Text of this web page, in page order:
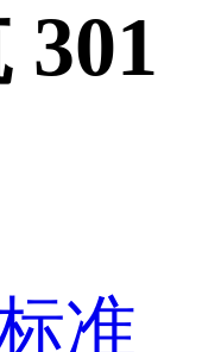
301
准